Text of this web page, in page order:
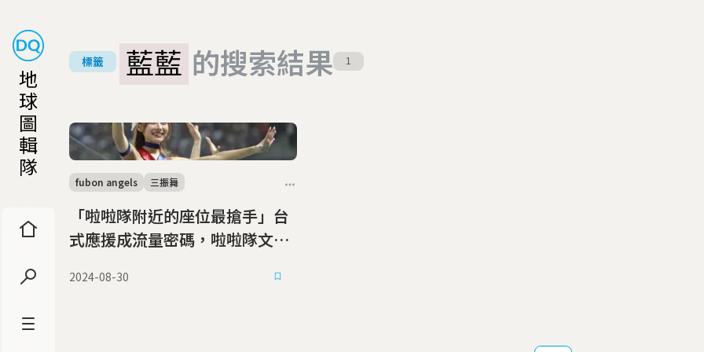
地
球
圖
輯
隊
標籤 藍藍 的搜索結果 1
「啦啦隊附近的座位最搶手」台
式應援成流量密碼，啦啦隊文化
fubon angels 三振舞
2024-08-30